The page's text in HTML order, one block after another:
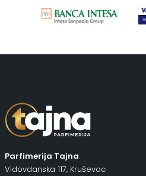
Parfimerija Tajna
Vidovdanska 117, Kruševac